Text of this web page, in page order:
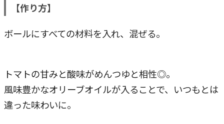
【作り方】
ボールにすべての材料を入れ、混ぜる。
トマトの甘みと酸味がめんつゆと相性◎。
風味豊かなオリーブオイルが入ることで、いつもとは
違った味わいに。